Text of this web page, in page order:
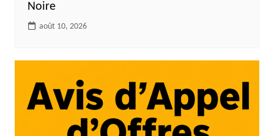
Noire
août 10, 2026